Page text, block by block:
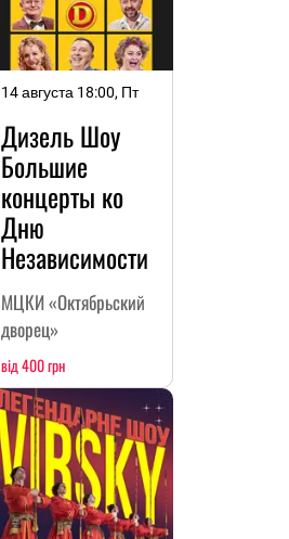
14 августа 18:00, Пт
Дизель Шоу
Большие
концерты ко
Дню
Независимости
МЦКИ «Октябрьский
дворец»
від 400 грн